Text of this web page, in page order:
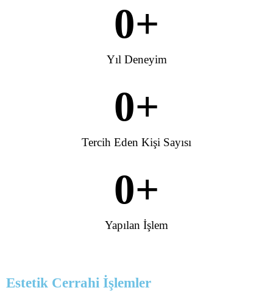
Yıl Deneyim
0+
Tercih Eden Kişi Sayısı
0+
Yapılan İşlem
0+
Estetik Cerrahi İşlemler